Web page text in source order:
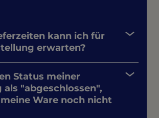
kann ich für
erwarten?
Status meiner
als "abgeschlossen",
Ware noch nicht